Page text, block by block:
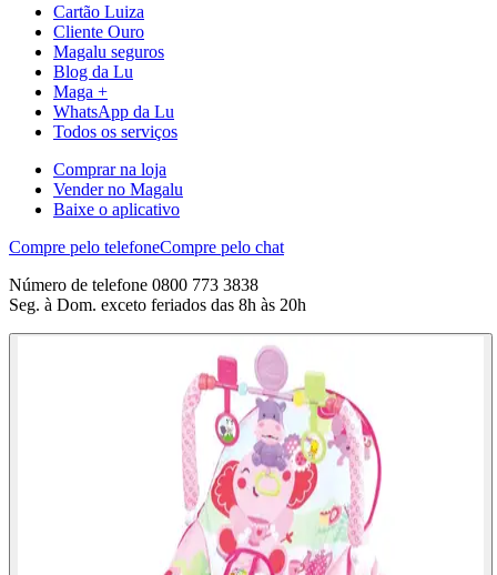
Cartão Luiza
Cliente Ouro
Magalu seguros
Blog da Lu
Maga +
WhatsApp da Lu
Todos os serviços
Comprar na loja
Vender no Magalu
Baixe o aplicativo
Compre pelo telefoneCompre pelo chat
Número de telefone 0800 773 3838
Seg. à Dom. exceto feriados das 8h às 20h